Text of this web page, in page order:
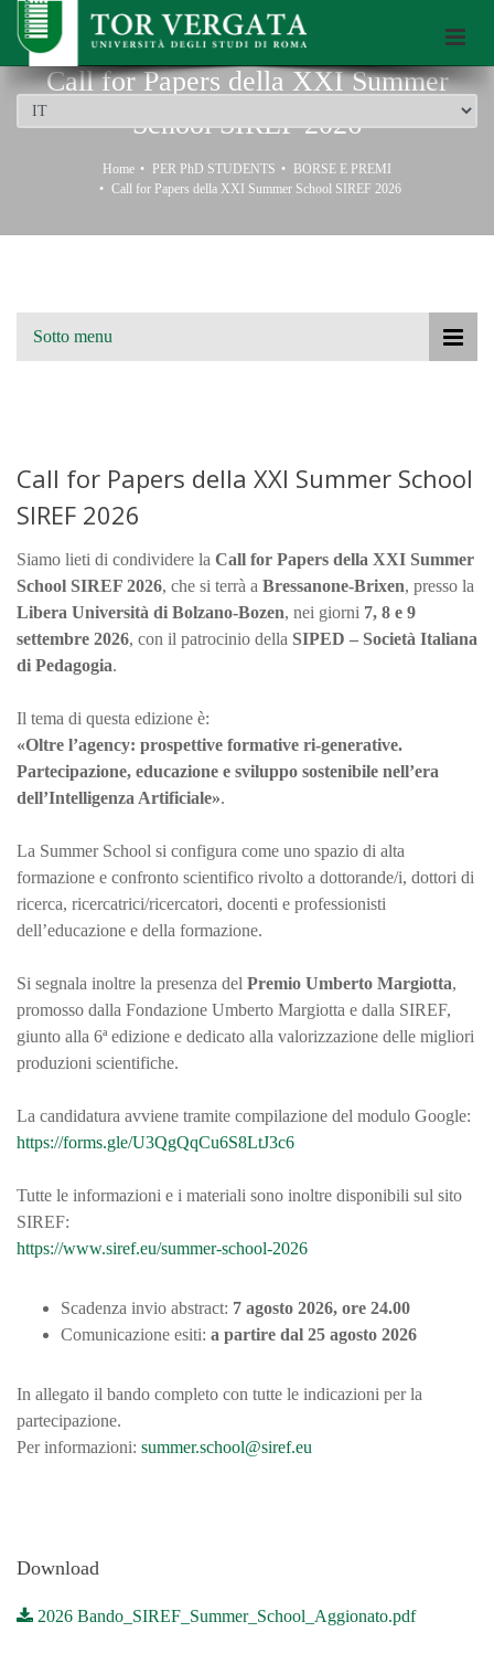
Scuola di Dottorato dell’Università di Roma Tor Vergata
Call for Papers della XXI Summer
School SIREF 2026
Home PER PhD STUDENTS
BORSE E PREMI
Call for Papers della XXI Summer School SIREF 2026
Sotto menu
Call for Papers della XXI Summer School
SIREF 2026
Siamo lieti di condividere la Call for Papers della XXI Summer
School SIREF 2026, che si terrà a Bressanone-Brixen, presso la
Libera Università di Bolzano-Bozen, nei giorni 7, 8 e 9
settembre 2026, con il patrocinio della SIPED – Società Italiana
di Pedagogia.
Il tema di questa edizione è:
«Oltre l’agency: prospettive formative ri-generative.
Partecipazione, educazione e sviluppo sostenibile nell’era
dell’Intelligenza Artificiale».
La Summer School si configura come uno spazio di alta
formazione e confronto scientifico rivolto a dottorande/i, dottori di
ricerca, ricercatrici/ricercatori, docenti e professionisti
dell’educazione e della formazione.
Si segnala inoltre la presenza del Premio Umberto Margiotta,
promosso dalla Fondazione Umberto Margiotta e dalla SIREF,
giunto alla 6ª edizione e dedicato alla valorizzazione delle migliori
produzioni scientifiche.
La candidatura avviene tramite compilazione del modulo Google:
https://forms.gle/U3QgQqCu6S8LtJ3c6
Tutte le informazioni e i materiali sono inoltre disponibili sul sito
SIREF:
https://www.siref.eu/summer-school-2026
Scadenza invio abstract: 7 agosto 2026, ore 24.00
Comunicazione esiti: a partire dal 25 agosto 2026
In allegato il bando completo con tutte le indicazioni per la
partecipazione.
Per informazioni: summer.school@siref.eu
Download
2026 Bando_SIREF_Summer_School_Aggionato.pdf